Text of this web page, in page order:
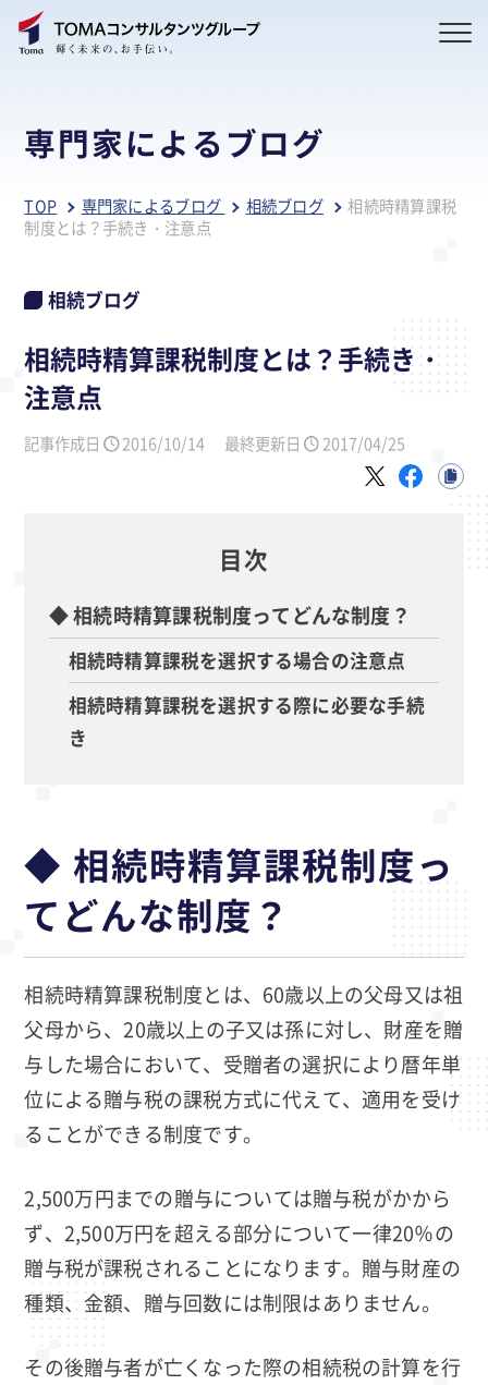
専門家によるブログ
TOP 専門家によるブログ 相続ブログ
相続時精算課税
制度とは？手続き・注意点
相続ブログ
相続時精算課税制度とは？手続き・
注意点
記事作成日 2016/10/14 最終更新日 2017/04/25
目次
◆ 相続時精算課税制度ってどんな制度？
相続時精算課税を選択する場合の注意点
相続時精算課税を選択する際に必要な手続
き
◆ 相続時精算課税制度っ
てどんな制度？
相続時精算課税制度とは、60歳以上の父母又は祖
父母から、20歳以上の子又は孫に対し、財産を贈
与した場合において、受贈者の選択により暦年単
位による贈与税の課税方式に代えて、適用を受け
ることができる制度です。
2,500万円までの贈与については贈与税がかから
ず、2,500万円を超える部分について一律20％の
贈与税が課税されることになります。贈与財産の
種類、金額、贈与回数には制限はありません。
その後贈与者が亡くなった際の相続税の計算を行